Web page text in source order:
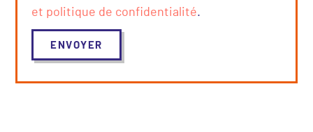
et politique de confidentialité.